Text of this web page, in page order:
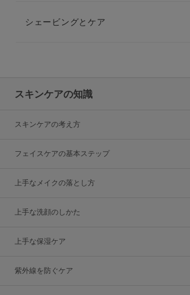
シェービングとケア
スキンケアの知識
スキンケアの考え方
フェイスケアの基本ステップ
上手なメイクの落とし方
上手な洗顔のしかた
上手な保湿ケア
紫外線を防ぐケア